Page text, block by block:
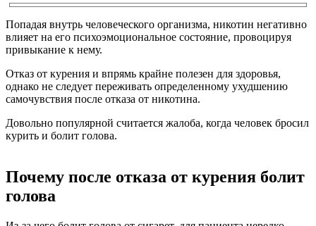
Попадая внутрь человеческого организма, никотин негативно
влияет на его психоэмоциональное состояние, провоцируя
привыкание к нему.
Отказ от курения и впрямь крайне полезен для здоровья,
однако не следует переживать определенному ухудшению
самочувствия после отказа от никотина.
Довольно популярной считается жалоба, когда человек бросил
курить и болит голова.
Почему после отказа от курения болит
голова